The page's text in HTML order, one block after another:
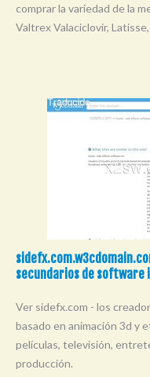
comprar la variedad de la
Valtrex Valaciclovir,
secundarios de software
Ver sidefx.com - los
basado en animación 3d y
películas, televisión,
producción.